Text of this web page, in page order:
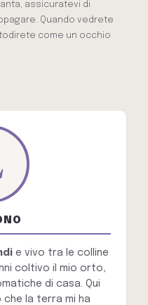
assicuratevi di
Quando vedrete
come un occhio
e vivo tra le colline
coltivo il mio orto,
di casa. Qui
la terra mi ha